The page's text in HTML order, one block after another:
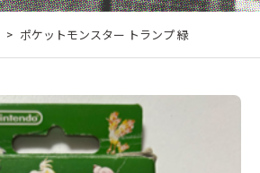
> ポケットモンスター トランプ 緑